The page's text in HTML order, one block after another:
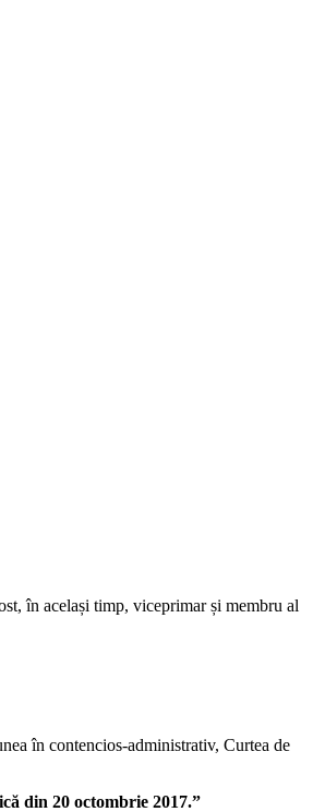
în același timp, viceprimar și membru al
în contencios-administrativ, Curtea de
din 20 octombrie 2017.”